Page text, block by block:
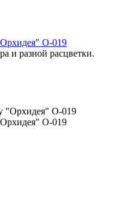
О-019
и разной расцветки.
О-019